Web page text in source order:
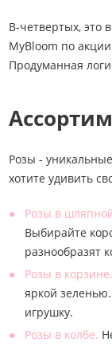
В-четвертых, это
MyBloom по
Продуманная
Розы -
хотите удивить
Розы в
Выбирайте
разнообразят
Розы в корзине.
яркой
игрушку.
Розы в колбе.